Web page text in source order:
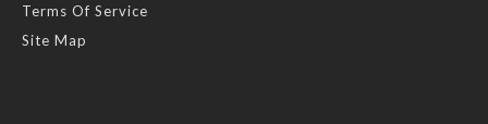
Terms Of Service
Site Map